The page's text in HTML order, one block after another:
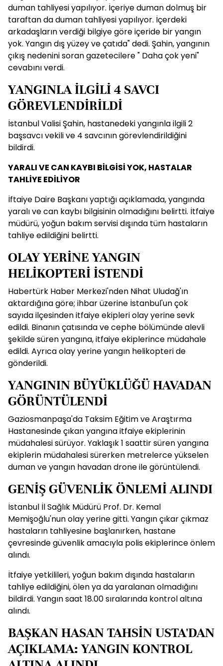
duman tahliyesi yapılıyor. İçeriye duman dolmuş bir
taraftan da duman tahliyesi yapılıyor. İçerdeki
arkadaşların verdiği bilgiye göre içeride bir yangın
yok. Yangın dış yüzey ve çatıda" dedi. Şahin, yangının
çıkış nedenini soran gazetecilere " Daha çok yeni"
cevabını verdi.
YANGINLA İLGİLİ 4 SAVCI
GÖREVLENDİRİLDİ
İstanbul Valisi Şahin, hastanedeki yangınla ilgili 2
başsavcı vekili ve 4 savcının görevlendirildiğini
bildirdi.
YARALI VE CAN KAYBI BİLGİSİ YOK, HASTALAR
TAHLİYE EDİLİYOR
İftaiye Daire Başkanı yaptığı açıklamada, yangında
yaralı ve can kaybı bilgisinin olmadığını belirtti. İtfaiye
müdürü, yoğun bakım servisi dışında tüm hastaların
tahliye edildiğini belirtti.
OLAY YERİNE YANGIN
HELİKOPTERİ İSTENDİ
Habertürk Haber Merkezi'nden Nihat Uludağ'ın
aktardığına göre; ihbar üzerine İstanbul'un çok
sayıda ilçesinden itfaiye ekipleri olay yerine sevk
edildi. Binanın çatısında ve cephe bölümünde alevli
şekilde süren yangına, itfaiye ekiplerince müdahale
edildi. Ayrıca olay yerine yangın helikopteri de
gönderildi.
YANGININ BÜYÜKLÜĞÜ HAVADAN
GÖRÜNTÜLENDİ
Gaziosmanpaşa'da Taksim Eğitim ve Araştırma
Hastanesinde çıkan yangına itfaiye ekiplerinin
müdahalesi sürüyor. Yaklaşık 1 saattir süren yangına
ekiplerin müdahalesi sürerken metrelerce yükselen
duman ve yangın havadan drone ile görüntülendi.
GENİŞ GÜVENLİK ÖNLEMİ ALINDI
İstanbul İl Sağlık Müdürü Prof. Dr. Kemal
Memişoğlu'nun olay yerine gitti. Yangın çıkar çıkmaz
hastaların tahliyesine başlanırken, hastane
çevresinde güvenlik amacıyla polis ekiplerince önlem
alındı.
İtfaiye yetkilileri, yoğun bakım dışında hastaların
tahliye edildiğini, ölen ya da yaralanan olmadığını
bildirdi. Yangın saat 18.00 sıralarında kontrol altına
alındı.
BAŞKAN HASAN TAHSİN USTA'DAN
AÇIKLAMA: YANGIN KONTROL